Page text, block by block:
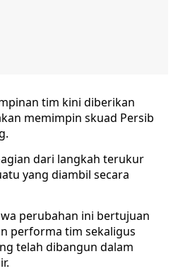
tim kini diberikan
memimpin skuad Persib
dari langkah terukur
yang diambil secara
perubahan ini bertujuan
performa tim sekaligus
telah dibangun dalam